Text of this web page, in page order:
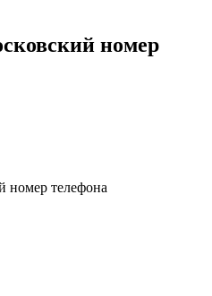
номер
номер телефона